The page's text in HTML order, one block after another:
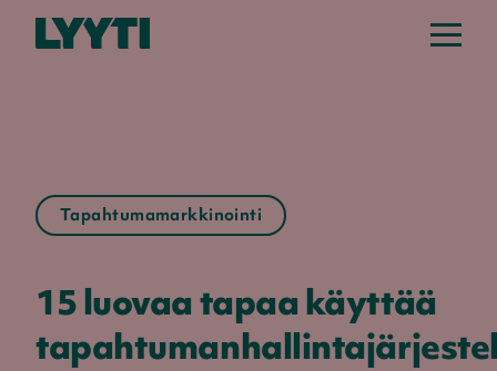
Tapahtumamarkkinointi
15 luovaa tapaa käyttää